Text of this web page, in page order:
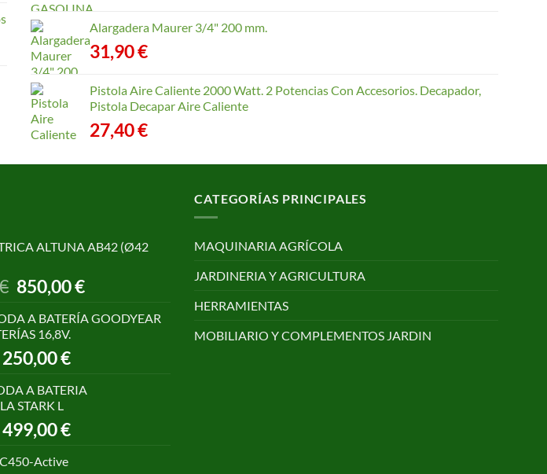
168,65 €
Alargadera Maurer 3/4" 200 mm.
31,90€
Pistola Aire Caliente 2000 Watt. 2 Potencias Con Accesorios. Decapador,
Pistola Decapar Aire Caliente
27,40€
ALTUNA AB42 (Ø42
El
precio
original
era:
1.055,00 €.
850,00€El
actual
A BATERÍA GOODYEAR
16,8V.
El
precio
original
era:
299,00 €.
250,00€El
actual
250,00 €.
A BATERIA
STARK L
El
precio
original
499,00€El
Active
CATEGORÍAS PRINCIPALES
MAQUINARIA AGRÍCOLA
JARDINERIA Y AGRICULTURA
HERRAMIENTAS
MOBILIARIO Y COMPLEMENTOS JARDIN